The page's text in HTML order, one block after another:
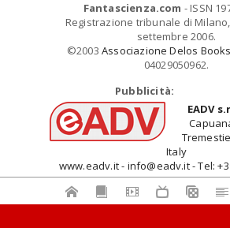
Fantascienza.com - ISSN
Registrazione tribunale di
settembre 2006.
©2003 Associazione Delos Books
04029050962.
Pubblicità:
EADV
Italy
www.eadv.it - info@eadv.it - Tel: